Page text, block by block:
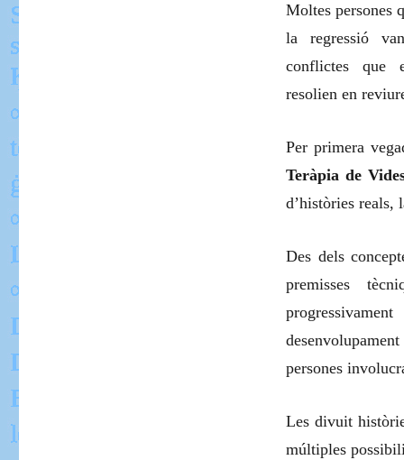
Moltes persones
la regressió
conflictes que
resolien en
Per primera
Teràpia de
d’històries reals,
Des dels
premisses
persones
Les divuit
múltiples